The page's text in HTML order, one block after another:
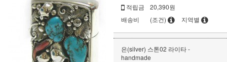
적립금
20,390원
배송비
(조건) 지역별
은(silver) 스톤02 라이타 -
handmade